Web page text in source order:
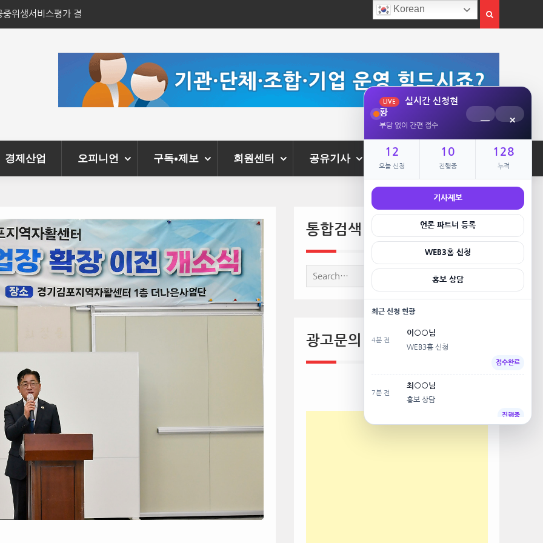
’ 확장 이전 개소 김포시, 폭염 속 축산농가 긴급 식수 지원
경제산업 오피니언 구독•제보 회원센터 공유기사 로그인
통합검색
Search
for:
광고문의 010-8014-1191
Korean